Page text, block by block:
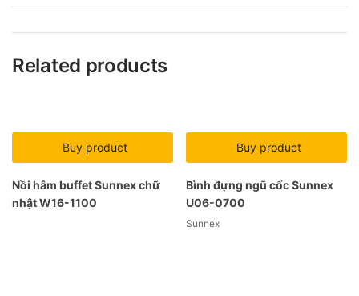
Related products
Buy product
Nồi hâm buffet Sunnex chữ
nhật W16-1100
Buy product
Bình đựng ngũ cốc Sunnex
U06-0700
Sunnex